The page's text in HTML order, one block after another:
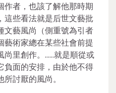
作者，也該了解他那時期
這些看法就是后世文藝批
文藝風尚（側重號為引者
藝術家總在某些社會前提
尚里創作。……就是順從或
負面的安排，由於他不得
討厭的風尚。